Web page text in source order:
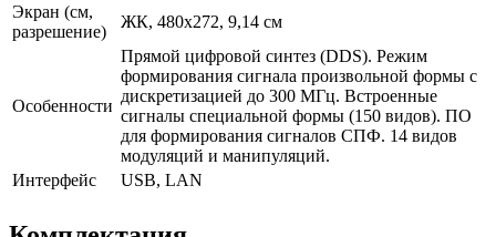
Экран (см,
разрешение)
ЖК, 480х272, 9,14 см
Особенности
Прямой цифровой синтез (DDS). Режим
формирования сигнала произвольной формы с
дискретизацией до 300 МГц. Встроенные
сигналы специальной формы (150 видов). ПО
для формирования сигналов СПФ. 14 видов
модуляций и манипуляций.
Интерфейс
USB, LAN